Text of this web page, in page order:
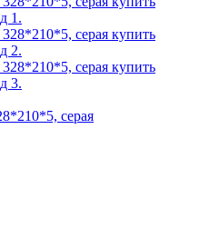
серая